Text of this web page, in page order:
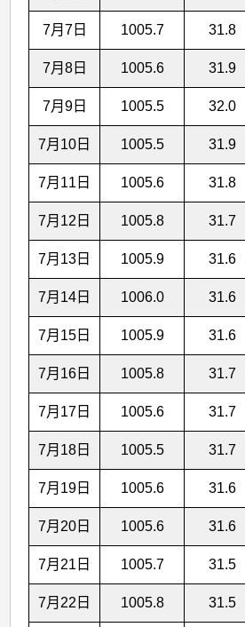
7月7日 1005.7 31.8
7月8日 1005.6 31.9
7月9日 1005.5 32.0
7月10日 1005.5 31.9
7月11日 1005.6 31.8
7月12日 1005.8 31.7
7月13日 1005.9 31.6
7月14日 1006.0 31.6
7月15日 1005.9 31.6
7月16日 1005.8 31.7
7月17日 1005.6 31.7
7月18日 1005.5 31.7
7月19日 1005.6 31.6
7月20日 1005.6 31.6
7月21日 1005.7 31.5
7月22日 1005.8 31.5